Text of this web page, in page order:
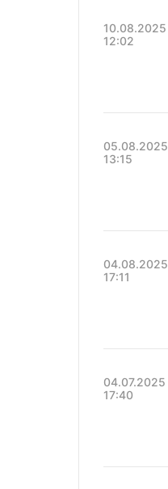
10.08.2025
12:02
05.08.2025
13:15
04.08.2025
17:11
04.07.2025
17:40